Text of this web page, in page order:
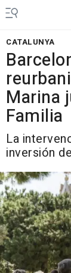
CATALUNYA
Marina
Familia
La
inversión